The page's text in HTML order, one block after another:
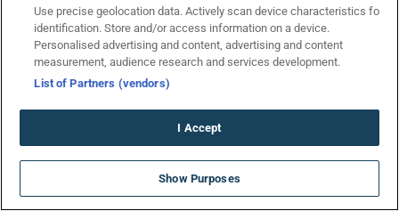
Βαθμολογίες
Βαθμολογίες
Βαθμολογία Stoiximan Super League
Βαθμολογία Αγγλίας
Βαθμολογία Γαλλίας
ΝΕΑ GIGA ΠΡΟΣΦΟΡΑ* ΓΝΩΡΙΜΙΑΣ
στην Bwin!
Use precise geolocation data. Actively scan device characteristics for
identification. Store and/or access information on a device.
Personalised advertising and content, advertising and content
measurement, audience research and services development.
List of Partners (vendors)
I Accept
Show Purposes